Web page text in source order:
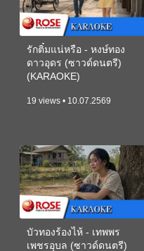
รักติ๋มแน่หรือ - หงษ์ทอง
ดาวอุดร (ซาวด์ดนตรี)
(KARAOKE)
19 views • 10.07.2569
บัวทองร้องไห้ - เทพพร
เพชรอุบล (ซาวด์ดนตรี)